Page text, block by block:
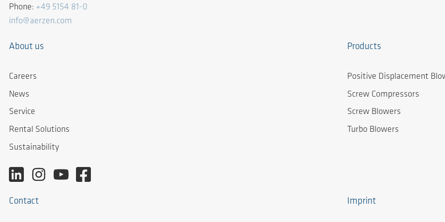
Phone: +49 5154 81-0
info@aerzen.com
About us
Careers
News
Service
Rental Solutions
Sustainability
Products
Positive Displacement
Screw Compressors
Screw Blowers
Turbo Blowers
Contact Imprint